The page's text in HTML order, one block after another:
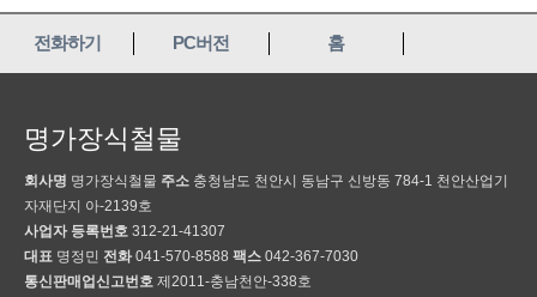
전화하기 PC버전 홈
명가장식철물
회사명 명가장식철물 주소 충청남도 천안시 동남구 신방동 784-1 천안산업기
자재단지 아-2139호
사업자 등록번호 312-21-41307
대표 명정민 전화 041-570-8588 팩스 042-367-7030
통신판매업신고번호 제2011-충남천안-338호